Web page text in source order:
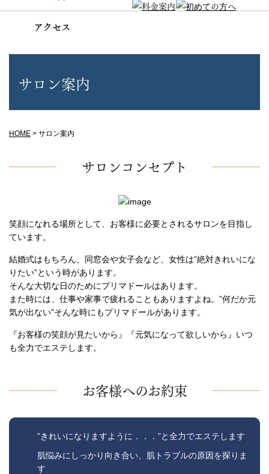
サロン案内
HOME > サロン案内
サロンコンセプト
笑顔になれる場所として、お客様に必要とされるサロンを目指し
ています。
結婚式はもちろん、同窓会や女子会など、女性は”絶対きれいにな
りたい”という時があります。
そんな大切な日のためにプリマドールはあります。
また時には、仕事や家事で疲れることもありますよね。”何だか元
気が出ない”そんな時にもプリマドールがあります。
『お客様の笑顔が見たいから』『元気になって欲しいから』いつ
も全力でエステします。
お客様へのお約束
”きれいになりますように．．．”と全力でエステします
肌悩みにしっかり向き合い、肌トラブルの原因を探りま
す